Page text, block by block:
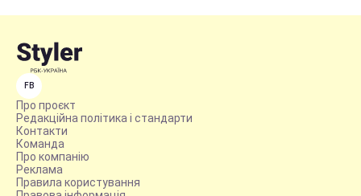
FB
Про проєкт
Редакційна політика і стандарти
Контакти
Команда
Про компанію
Реклама
Правила користування